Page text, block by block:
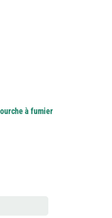
à fumier